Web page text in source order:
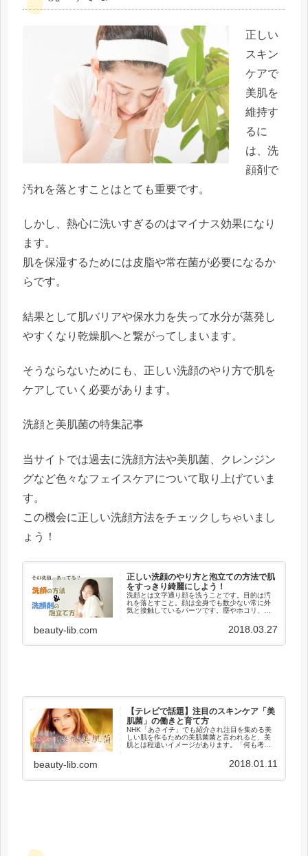
正しい
スキン
ケアで
美肌を
維持す
るに
は、洗
顔剤で
汚れを落とすことはとても重要です。
しかし、熱心に洗いすぎるのはマイナス効果になり
ます。
肌を保湿するためには皮脂や常在菌が必要になるか
らです。
結果として肌バリアや保水力を失って水分が蒸発し
やすくなり乾燥肌へと繋がってしまいます。
そうならないためにも、正しい洗顔のやり方で肌を
ケアしていく必要があります。
洗顔と美肌菌の特集記事
当サイトでは過去に洗顔方法や美肌菌、クレンジン
グなど色々なフェイスケアについて取り上げていま
す。
この機会に正しい洗顔方法をチェックしちゃいまし
ょう！
正しい洗顔のやり方と泡立ての方法で肌
をすっきり綺麗にしよう！
洗顔とは文字通り顔を洗うことです。目的は汚
れを落とすこと。顔は全身でも数少ない常に外
気と接触しているパーツです。塵やホコリ、カ
穴などに付着して肌環境を悪化させていきま
す。洗顔には肌にとってマイナスと...
beauty-lib.com 2018.03.27
【テレビで話題】注目のスキンケア「美
肌菌」の働きと育て方
NHK「あさイチ」でも紹介され注目を集める美
しい肌を作るための美肌菌菌と言われると、美
肌とは程遠いイメージがあります。「何も考え
い発想です。肌に存在する菌こそが、美肌を作
るために重要な働きをしている...
beauty-lib.com 2018.01.11